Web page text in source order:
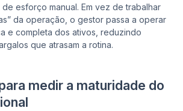
esforço manual. Em vez de trabalhar
da operação, o gestor passa a operar
e completa dos ativos, reduzindo
que atrasam a rotina.
medir a maturidade do